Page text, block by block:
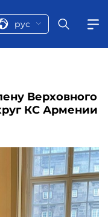
рус
Верховного
КС Армении